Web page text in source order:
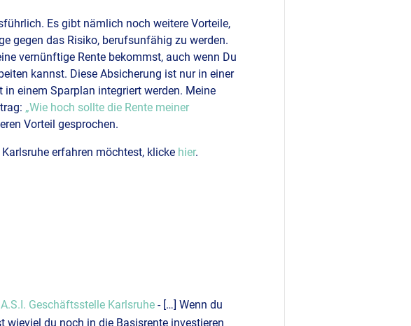
Es gibt nämlich noch weitere Vorteile,
gegen das Risiko, berufsunfähig zu werden.
vernünftige Rente bekommst, auch wenn Du
kannst. Diese Absicherung ist nur in einer
einem Sparplan integriert werden. Meine
„Wie hoch sollte die Rente meiner
Vorteil gesprochen.
erfahren möchtest, klicke hier.
Geschäftsstelle Karlsruhe - […] Wenn du
wieviel du noch in die Basisrente investieren